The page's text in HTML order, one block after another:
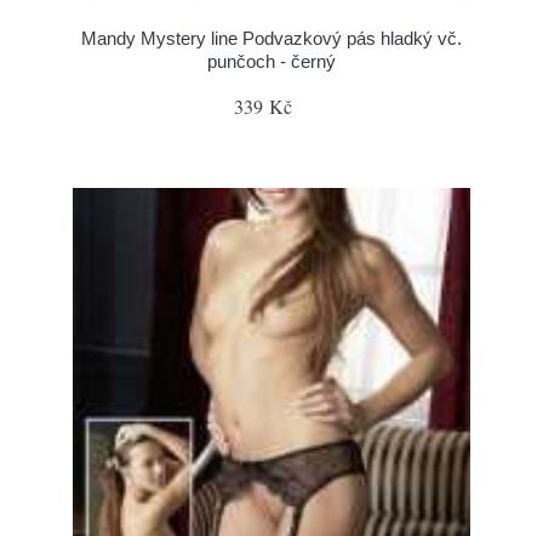
Mandy Mystery line Podvazkový pás hladký vč.
punčoch - černý
339 Kč